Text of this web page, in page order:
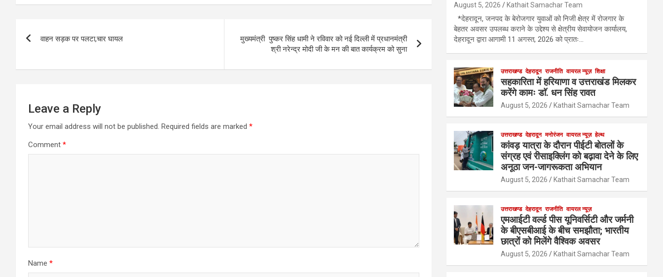
navigation
वाहन सड़क पर पलटा,चार घायल
मुख्यमंत्री पुष्कर सिंह धामी ने रविवार को नई दिल्ली में प्रधानमंत्री
श्री नरेन्द्र मोदी जी के मन की बात कार्यक्रम को सुना
Leave a Reply
Your email address will not be published. Required fields are marked *
Comment *
Name *
August 5, 2026 Kathait Samachar Team
*देहरादून, जनपद के बेरोजगार युवाओं को निजी क्षेत्र में रोजगार के
बेहतर अवसर उपलब्ध कराने के उद्देश्य से क्षेत्रीय सेवायोजन कार्यालय,
देहरादून द्वारा आगामी 11 अगस्त, 2026 को प्रातः…
उत्तराखण्ड देहरादून राजनीति वायरल न्यूज़ शिक्षा
सहकारिता में हरियाणा व उत्तराखंड मिलकर
करेंगे कामः डाॅ. धन सिंह रावत
August 5, 2026 Kathait Samachar Team
उत्तराखण्ड देहरादून मनोरंजन वायरल न्यूज़ हेल्थ
कांवड़ यात्रा के दौरान पीईटी बोतलों के
संग्रह एवं रीसाइक्लिंग को बढ़ावा देने के लिए
अनूठा जन-जागरूकता अभियान
August 5, 2026 Kathait Samachar Team
उत्तराखण्ड देहरादून राजनीति वायरल न्यूज़
एमआईटी वर्ल्ड पीस यूनिवर्सिटी और जर्मनी
के बीएसबीआई के बीच समझौता; भारतीय
छात्रों को मिलेंगे वैश्विक अवसर
August 5, 2026 Kathait Samachar Team